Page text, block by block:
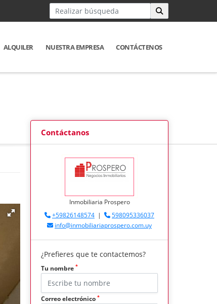
ALQUILER NUESTRA EMPRESA CONTÁCTENOS
Contáctanos
Inmobiliaria Prospero
+59826148574 |
598095336037
info@inmobiliariaprospero.com.uy
¿Prefieres que te contactemos?
Tu nombre *
Correo electrónico *